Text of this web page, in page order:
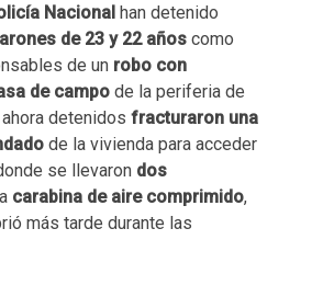
Nacional han detenido
de 23 y 22 años como
de un robo con
de campo de la periferia de
detenidos fracturaron una
de la vivienda para acceder
se llevaron dos
carabina de aire comprimido,
más tarde durante las